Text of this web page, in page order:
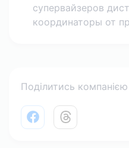
супервайзеров
координаторы от
Поділитись
Facebook share link
Threads share